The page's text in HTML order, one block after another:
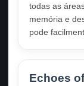
todas as
memória e
pode
Echoes